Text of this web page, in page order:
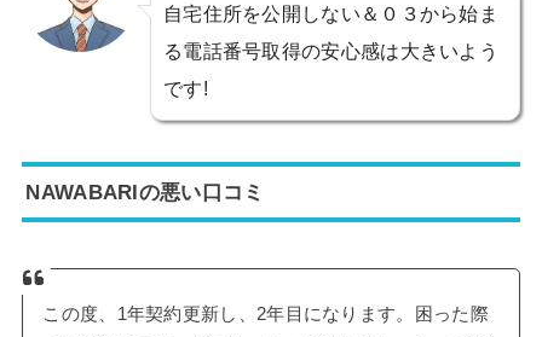
自宅住所を公開しない＆０３から始ま
る電話番号取得の安心感は大きいよう
です!
NAWABARIの悪い口コミ
この度、1年契約更新し、2年目になります。困った際